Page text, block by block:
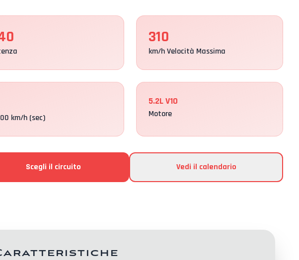
310
km/h Velocità Massima
km/h (sec)
5.2L V10
Motore
Scegli il circuito Vedi il calendario